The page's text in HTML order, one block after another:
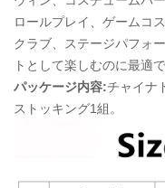
ロールプレイ、ゲームコ
クラブ、ステージパフォ
トとして楽しむのに最適で
パッケージ内容:チャイナ
ストッキング1組。